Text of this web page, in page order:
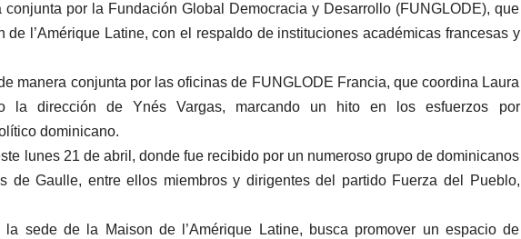
por la Fundación Global Democracia y Desarrollo (FUNGLODE), que
l’Amérique Latine, con el respaldo de instituciones académicas francesas y
manera conjunta por las oficinas de FUNGLODE Francia, que coordina Laura
la dirección de Ynés Vargas, marcando un hito en los esfuerzos por
dominicano.
lunes 21 de abril, donde fue recibido por un numeroso grupo de dominicanos
de Gaulle, entre ellos miembros y dirigentes del partido Fuerza del Pueblo,
sede de la Maison de l’Amérique Latine, busca promover un espacio de